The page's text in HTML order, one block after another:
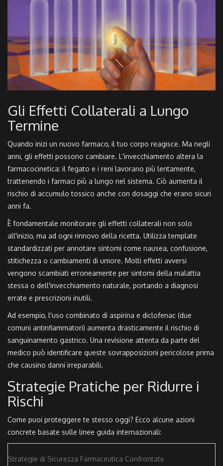
Gli Effetti Collaterali a Lungo
Termine
Quando inizi un nuovo farmaco, il tuo corpo reagisce. Ma negli
anni, gli effetti possono cambiare. L'invecchiamento altera la
farmacocinetica: il fegato e i reni lavorano più lentamente,
trattenendo i farmaci più a lungo nel sistema. Ciò aumenta il
rischio di accumulo tossico anche con dosaggi che erano sicuri
anni fa.
È fondamentale monitorare gli effetti collaterali non solo
all'inizio, ma ad ogni rinnovo della ricetta. Utilizza template
standardizzati per annotare sintomi come nausea, confusione,
stitichezza o cambiamenti di umore. Molti effetti avversi
vengono scambiati erroneamente per sintomi della malattia
stessa o dell'invecchiamento naturale, portando a diagnosi
errate e prescrizioni inutili.
Ad esempio, l'uso combinato di aspirina e diclofenac (due
comuni antinfiammatori) aumenta drasticamente il rischio di
sanguinamento gastrico. Una revisione attenta da parte del
medico può identificare queste sovrapposizioni pericolose prima
che causino danni irreparabili.
Strategie Pratiche per Ridurre i
Rischi
Come puoi proteggere te stesso oggi? Ecco alcune azioni
concrete basate sulle linee guida internazionali:
Strategie di Sicurezza Farmaceutica Confrontate